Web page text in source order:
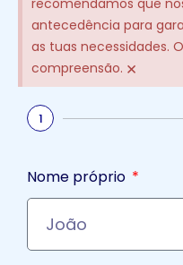
recomendamos que
antecedência para
as tuas necessidades.
compreensão. ×
1
Nome próprio